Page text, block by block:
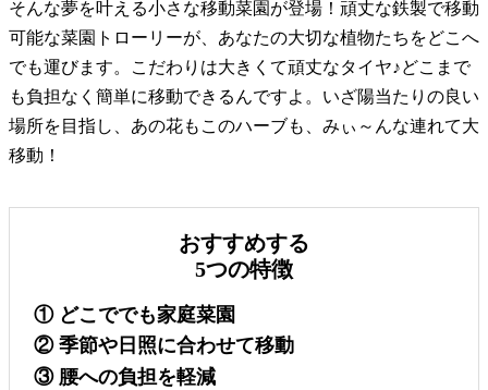
そんな夢を叶える小さな移動菜園が登場！頑丈な鉄製で移動
可能な菜園トローリーが、あなたの大切な植物たちをどこへ
でも運びます。こだわりは大きくて頑丈なタイヤ♪どこまで
も負担なく簡単に移動できるんですよ。いざ陽当たりの良い
場所を目指し、あの花もこのハーブも、みぃ～んな連れて大
移動！
おすすめする
5つの特徴
① どこででも家庭菜園
②季節や日照に合わせて移動
③ 腰への負担を軽減